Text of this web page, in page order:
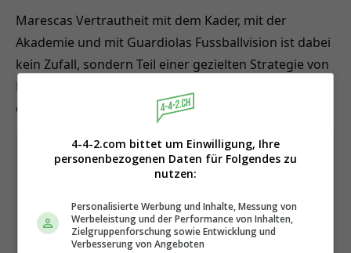
Marescas Vertrautheit mit dem Kader, mit der
Akademie und mit Guardiolas Fussballvision ist dabei
kein Zufall, sondern Teil einer gezielten Strategie von
Hugo Viana. Die Wahl ist getroffen — jetzt kommt es
darauf an, was Maresca daraus macht.
4-4-2.com bittet um Einwilligung, Ihre
personenbezogenen Daten für Folgendes zu
nutzen:
Personalisierte Werbung und Inhalte, Messung von
Werbeleistung und der Performance von Inhalten,
Zielgruppenforschung sowie Entwicklung und
Verbesserung von Angeboten